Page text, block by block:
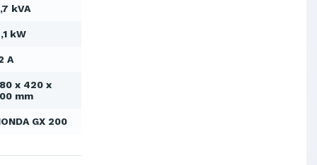
kVA
kW
A
x 420 x
mm
GX 200